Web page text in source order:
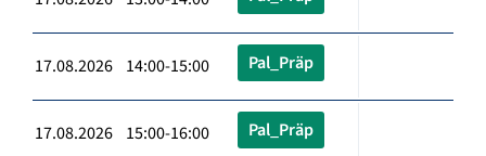
17.08.2026 14:00-15:00 Pal_Präp
17.08.2026 15:00-16:00 Pal_Präp